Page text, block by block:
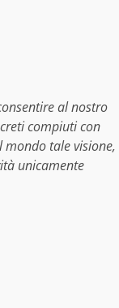
al nostro
compiuti con
tale visione,
unicamente